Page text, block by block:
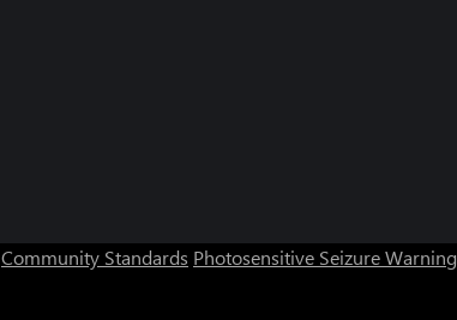
Community Standards Photosensitive Seizure Warning